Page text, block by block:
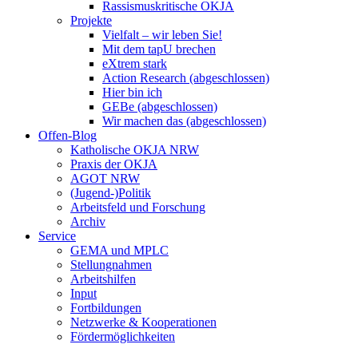
Rassismuskritische OKJA
Projekte
Vielfalt – wir leben Sie!
Mit dem tapU brechen
eXtrem stark
Action Research (abgeschlossen)
Hier bin ich
GEBe (abgeschlossen)
Wir machen das (abgeschlossen)
Offen-Blog
Katholische OKJA NRW
Praxis der OKJA
AGOT NRW
(Jugend-)Politik
Arbeitsfeld und Forschung
Archiv
Service
GEMA und MPLC
Stellungnahmen
Arbeitshilfen
Input
Fortbildungen
Netzwerke & Kooperationen
Fördermöglichkeiten